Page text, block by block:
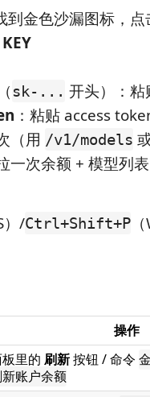
金色沙漏图标，
（ sk-... 开头）：
：粘贴 access
（用 /v1/models
一次余额 + 模型列
）/Ctrl+Shift+P
操作
里的 刷新按钮 / 命令
新账户余额